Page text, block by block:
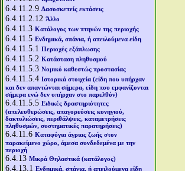
6.4.11.2.9 Δασοσκεπείς εκτάσεις
6.4.11.2.12 Άλλο
6.4.11.3 Κατάλογος των πτηνών της περιοχής
6.4.11.5 Ενδημικά, σπάνια, ή απειλούμενα είδη
6.4.11.5.1 Περιοχές εξάπλωσης
6.4.11.5.2 Κατάσταση πληθυσμού
6.4.11.5.3 Νομικό καθεστώς προστασίας
6.4.11.5.4 Ιστορικά στοιχεία (είδη που υπήρχαν
και δεν απαντώνται σήμερα, είδη που εμφανίζονται
σήμερα ενώ δεν υπήρχαν στο παρελθόν)
6.4.11.5.5 Ειδικές δραστηριότητες
(απελευθερώσεις, απαγορεύσεις κυνηγιού,
δακτυλιώσεις, περιθάλψεις, καταμετρήσεις
πληθυσμών, συστηματικές παρατηρήσεις)
6.4.11.6 Καταφύγια άγριας ζωής στον
παρακείμενο χώρο, άμεσα συνδεδεμένα με την
περιοχή
6.4.13 Μικρά Θηλαστικά (κατάλογος)
6.4.13.1 Ενδημικά, σπάνια, ή απειλούμενα είδη